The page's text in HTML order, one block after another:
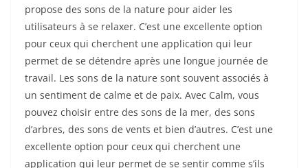
propose des sons de la nature pour aider les
utilisateurs à se relaxer. C’est une excellente option
pour ceux qui cherchent une application qui leur
permet de se détendre après une longue journée de
travail. Les sons de la nature sont souvent associés à
un sentiment de calme et de paix. Avec Calm, vous
pouvez choisir entre des sons de la mer, des sons
d’arbres, des sons de vents et bien d’autres. C’est une
excellente option pour ceux qui cherchent une
application qui leur permet de se sentir comme s’ils